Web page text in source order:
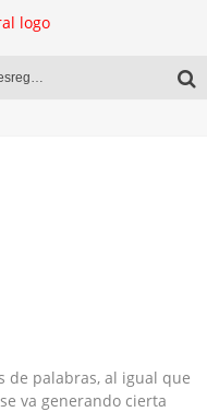
El libro en la mira de la desregulación
de palabras, al igual que
va generando cierta